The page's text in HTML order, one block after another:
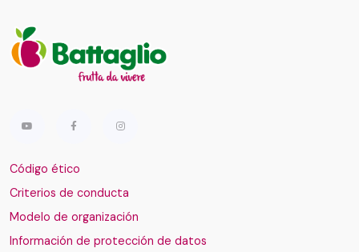
Código ético
Criterios de conducta
Modelo de organización
Información de protección de datos